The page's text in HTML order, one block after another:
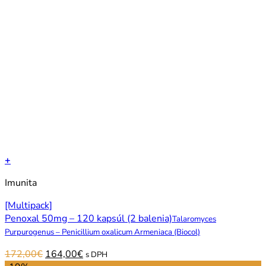
+
Imunita
[Multipack]
Penoxal 50mg – 120 kapsúl (2 balenia)Talaromyces
Purpurogenus – Penicillium oxalicum Armeniaca (Biocol)
172,00€ Original
164,00€Current
s DPH